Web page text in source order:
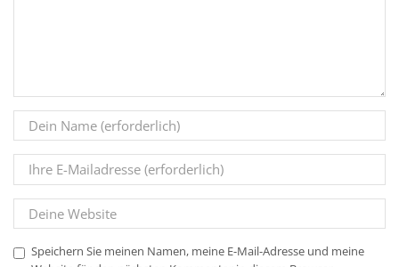
Speichern Sie meinen Namen, meine E-Mail-Adresse und meine